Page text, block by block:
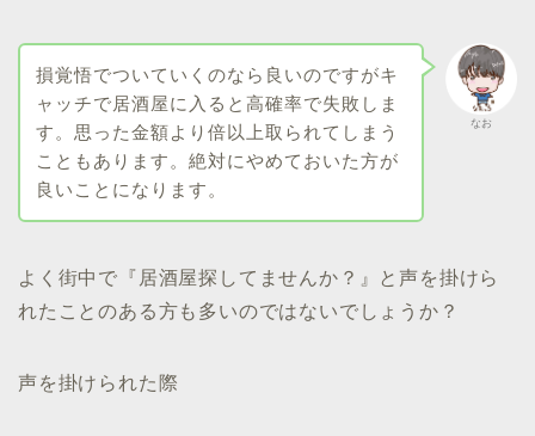
なお
損覚悟でついていくのなら良いのですがキ
ャッチで居酒屋に入ると高確率で失敗しま
す。思った金額より倍以上取られてしまう
こともあります。絶対にやめておいた方が
良いことになります。
よく街中で『居酒屋探してませんか？』と声を掛けら
れたことのある方も多いのではないでしょうか？
声を掛けられた際